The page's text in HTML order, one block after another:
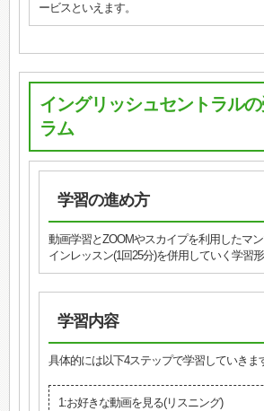
ービスといえます。
イングリッシュセントラル
ラム
学習の進め方
動画学習とZOOMやスカイプを利用したマ
インレッスン(1回25分)を併用していく学習形
学習内容
具体的には以下4ステップで学習していきま
1:お好きな動画を見る(リスニング)